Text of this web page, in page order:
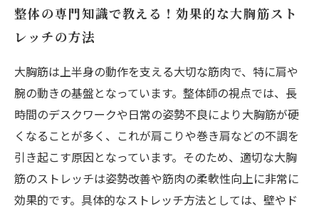
整体の専門知識で教える！効果的な大胸筋スト
レッチの方法
大胸筋は上半身の動作を支える大切な筋肉で、特に肩や
腕の動きの基盤となっています。整体師の視点では、長
時間のデスクワークや日常の姿勢不良により大胸筋が硬
くなることが多く、これが肩こりや巻き肩などの不調を
引き起こす原因となっています。そのため、適切な大胸
筋のストレッチは姿勢改善や筋肉の柔軟性向上に非常に
効果的です。具体的なストレッチ方法としては、壁やド